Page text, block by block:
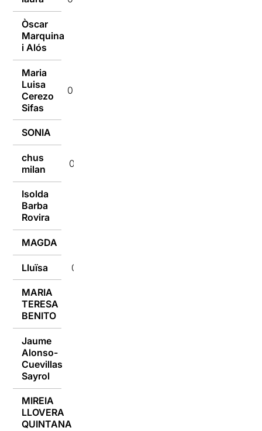
Òscar
Marquina
i Alós
Maria
Luisa
Cerezo
Sifas
09/01/2017
SONIA
chus
milan
09/01/2017
Isolda
Barba
Rovira
MAGDA
Lluïsa 09/01/2017
MARIA
TERESA
BENITO
Jaume
Alonso-
Cuevillas
Sayrol
MIREIA
LLOVERA
QUINTANA